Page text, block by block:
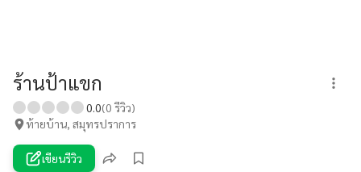
ร้านป้าแขก
0.0(0 รีวิว)
ท้ายบ้าน, สมุทรปราการ
เขียนรีวิว